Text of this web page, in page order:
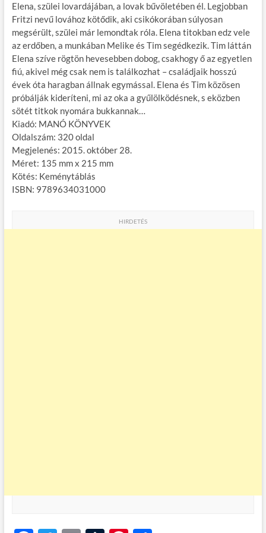
e
b
o
o
k
itt
er
ail m
bl
r
er
es
t
za
m
e
g
Elena, szülei lovardájában, a lovak bűvöletében él. Legjobban
Fritzi nevű lovához kötődik, aki csikókorában súlyosan
megsérült, szülei már lemondtak róla. Elena titokban edz vele
az erdőben, a munkában Melike és Tim segédkezik. Tim láttán
Elena szíve rögtön hevesebben dobog, csakhogy ő az egyetlen
fiú, akivel még csak nem is találkozhat – családjaik hosszú
évek óta haragban állnak egymással. Elena és Tim közösen
próbálják kideríteni, mi az oka a gyűlölködésnek, s eközben
sötét titkok nyomára bukkannak…
Kiadó: MANÓ KÖNYVEK
Oldalszám: 320 oldal
Megjelenés: 2015. október 28.
Méret: 135 mm x 215 mm
Kötés: Keménytáblás
ISBN: 9789634031000
HIRDETÉS